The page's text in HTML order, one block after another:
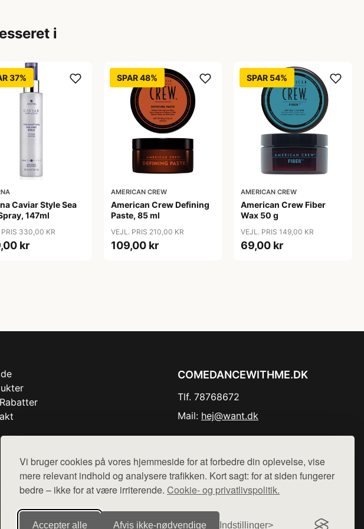
Vi bruger cookies på vores hjemmeside for at forbedre din oplevelse, vise
mere relevant indhold og analysere trafikken. Kort sagt: for at siden fungerer
bedre – ikke for at være irriterende. Cookie- og privatlivspolitik.
Accepter alle Afvis ikke‑nødvendige Indstillinger
i
37%
Caviar Style Sea
147ml
PRIS 330,00 KR
kr
SPAR 48%
AMERICAN CREW
American Crew Defining
Paste, 85 ml
VEJL. PRIS 210,00 KR
109,00 kr
SPAR 54%
AMERICAN CREW
American Crew Fiber
Wax 50 g
VEJL. PRIS 149,00 KR
69,00 kr
COMEDANCEWITHME.DK
Tlf. 78768672
Mail: hej@want.dk
diverse webshops. Der sælges ikke varer fra denne side - vi henviser til de shops,